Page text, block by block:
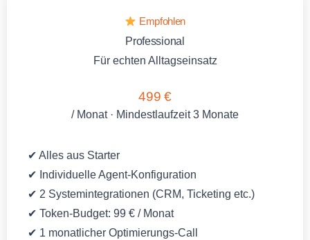
Empfohlen
Professional
Für echten Alltagseinsatz
499 €
/ Monat · Mindestlaufzeit 3 Monate
✔ Alles aus Starter
✔ Individuelle Agent-Konfiguration
✔ 2 Systemintegrationen (CRM, Ticketing etc.)
✔ Token-Budget: 99 € / Monat
✔ 1 monatlicher Optimierungs-Call